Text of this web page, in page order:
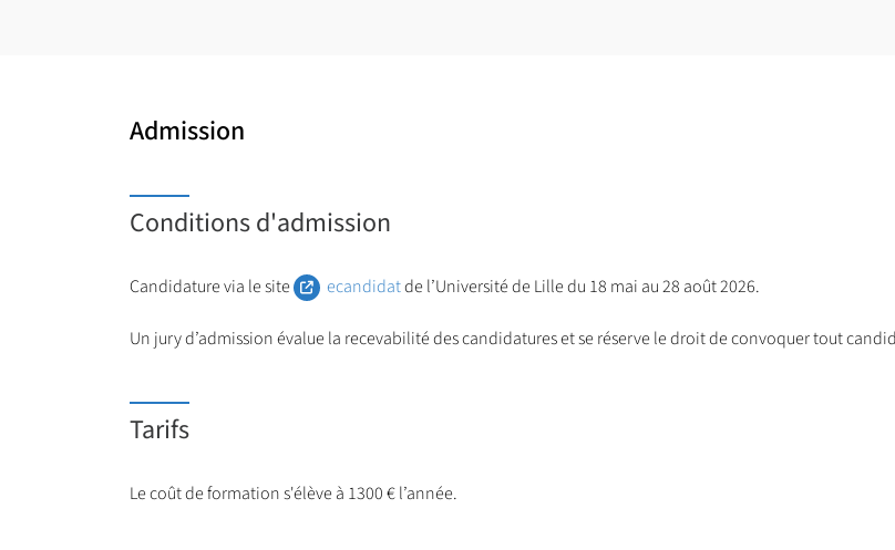
Admission
Conditions d'admission
Candidature via le site ecandidatde l’Université de Lille du 18 mai au 28 août 2026.
Un jury d’admission évalue la recevabilité des candidatures et se réserve le droit de convoquer tout
Tarifs
Le coût de formation s'élève à 1300 € l’année.